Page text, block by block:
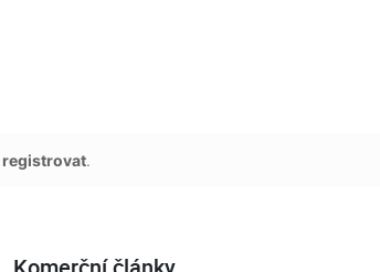
registrovat.